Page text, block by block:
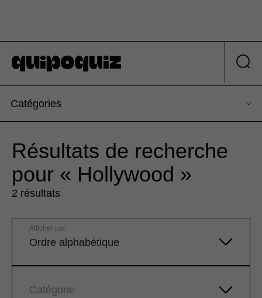
Catégories
Résultats de recherche
pour « Hollywood »
2 résultats
Ordre alphabétique
Afficher par
Catégorie